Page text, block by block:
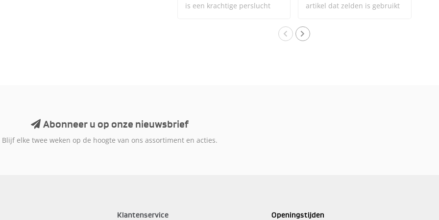
is een krachtige perslucht
artikel dat zelden is gebruikt
Abonneer u op onze nieuwsbrief
Blijf elke twee weken op de hoogte van ons assortiment en acties.
Klantenservice Openingstijden